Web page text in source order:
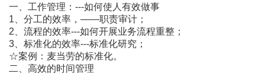
一、工作管理：---如何使人有效做事
1、分工的效率，――职责审计；
2、流程的效率---如何开展业务流程重整；
3、标准化的效率---标准化研究；
☆案例：麦当劳的标准化。
二、高效的时间管理